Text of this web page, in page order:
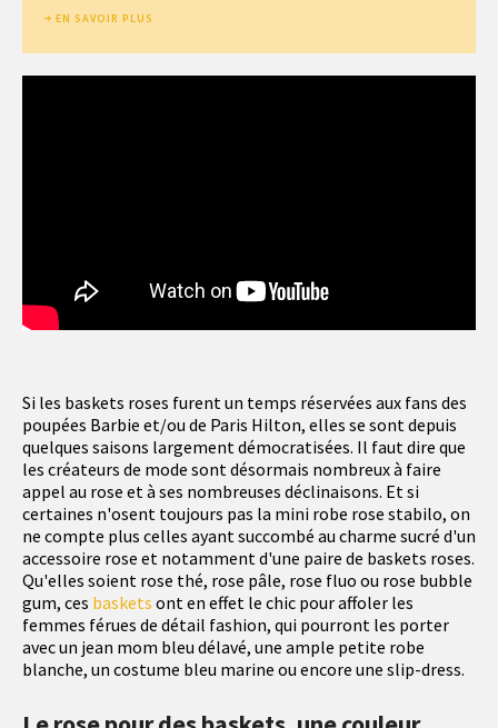
Si les baskets roses furent un temps réservées aux fans des
poupées Barbie et/ou de Paris Hilton, elles se sont depuis
quelques saisons largement démocratisées. Il faut dire que
les créateurs de mode sont désormais nombreux à faire
appel au rose et à ses nombreuses déclinaisons. Et si
certaines n'osent toujours pas la mini robe rose stabilo, on
ne compte plus celles ayant succombé au charme sucré d'un
accessoire rose et notamment d'une paire de baskets roses.
Qu'elles soient rose thé, rose pâle, rose fluo ou rose bubble
gum, ces baskets ont en effet le chic pour affoler les
femmes férues de détail fashion, qui pourront les porter
avec un jean mom bleu délavé, une ample petite robe
blanche, un costume bleu marine ou encore une slip-dress.
EN SAVOIR PLUS